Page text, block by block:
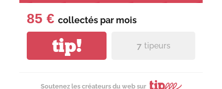
85 € collectés par mois
tip! 7 tipeurs
Soutenez les créateurs du web sur